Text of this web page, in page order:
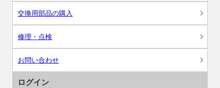
交換用部品の購入
修理・点検
お問い合わせ
ログイン